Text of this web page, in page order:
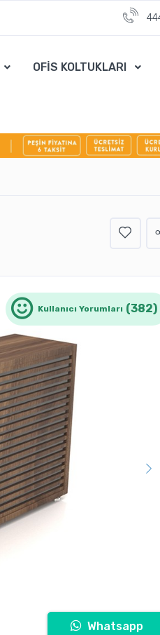
OFİS KOLTUKLARI
Kullanıcı Yorumları (382)
Whatsapp